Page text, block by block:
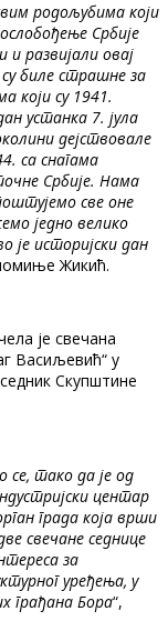
родољубима који
Србије
развијали овај
биле страшне за
који су 1941.
устанка 7. јула
дејствовале
са снагама
Србије. Нама
све оне
једно велико
је историјски дан
Жикић.
је свечана
Васиљевић“ у
Скупштине
се, тако да је од
центар
града која врши
свечане седнице
за
уређења, у
грађана Бора“,